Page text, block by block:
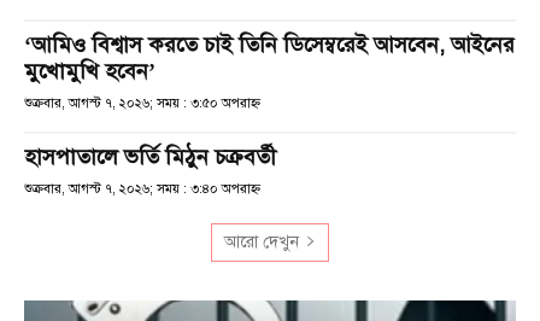
‘আমিও বিশ্বাস করতে চাই তিনি ডিসেম্বরেই আসবেন, আইনের
মুখোমুখি হবেন’
শুক্রবার, আগস্ট ৭, ২০২৬; সময় : ৩:৫০ অপরাহ্ণ
হাসপাতালে ভর্তি মিঠুন চক্রবর্তী
শুক্রবার, আগস্ট ৭, ২০২৬; সময় : ৩:৪০ অপরাহ্ণ
আরো দেখুন